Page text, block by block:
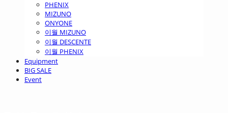
PHENIX
MIZUNO
ONYONE
이월 MIZUNO
이월 DESCENTE
이월 PHENIX
Equipment
BIG SALE
Event